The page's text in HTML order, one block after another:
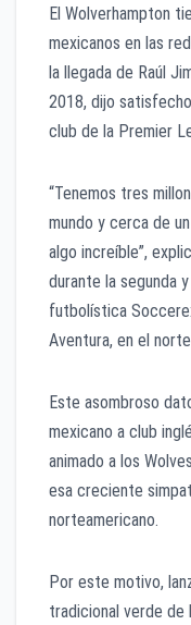
El Wolverhampton
mexicanos en las
la llegada de Raúl
2018, dijo
club de la Premier
“Tenemos tres
mundo y cerca de
algo increíble”,
durante la segunda
futbolística
Aventura, en el
Este asombroso
mexicano a club
animado a los
esa creciente
norteamericano.
Por este motivo,
tradicional verde de